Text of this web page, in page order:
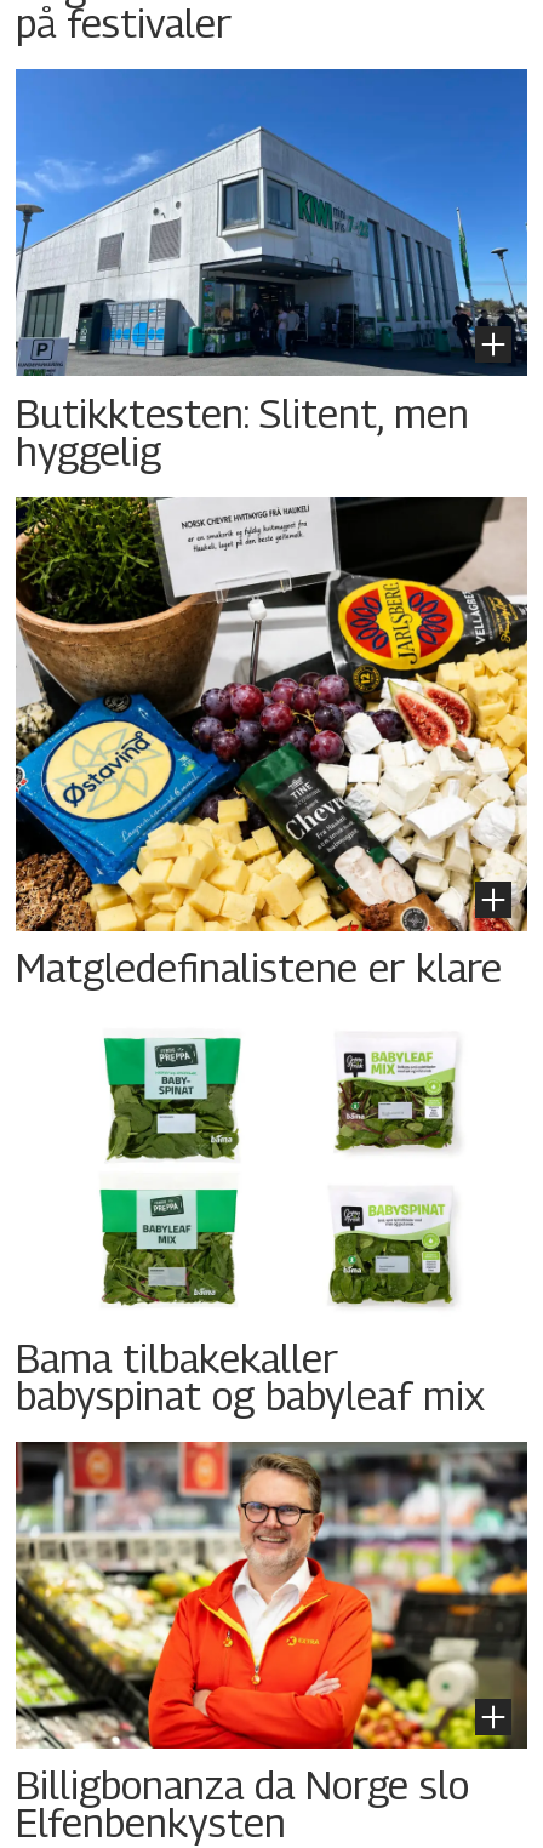
på festivaler
Butikktesten: Slitent, men
hyggelig
Matgledefinalistene er klare
Bama tilbakekaller
babyspinat og babyleaf mix
Billigbonanza da Norge slo
Elfenbenkysten